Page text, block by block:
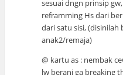
sesuai dngn prinsip
reframming Hs dari
dari satu sisi, (disinilah
anak2/remaja)
@ kartu as : nembak
lw berani ga breaking